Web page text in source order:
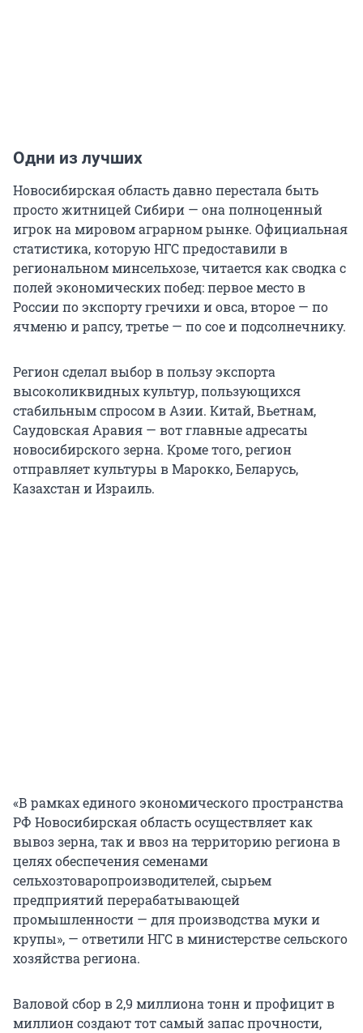
Одни из лучших
Новосибирская область давно перестала быть
просто житницей Сибири — она полноценный
игрок на мировом аграрном рынке. Официальная
статистика, которую НГС предоставили в
региональном минсельхозе, читается как сводка с
полей экономических побед: первое место в
России по экспорту гречихи и овса, второе — по
ячменю и рапсу, третье — по сое и подсолнечнику.
Регион сделал выбор в пользу экспорта
высоколиквидных культур, пользующихся
стабильным спросом в Азии. Китай, Вьетнам,
Саудовская Аравия — вот главные адресаты
новосибирского зерна. Кроме того, регион
отправляет культуры в Марокко, Беларусь,
Казахстан и Израиль.
«В рамках единого экономического пространства
РФ Новосибирская область осуществляет как
вывоз зерна, так и ввоз на территорию региона в
целях обеспечения семенами
сельхозтоваропроизводителей, сырьем
предприятий перерабатывающей
промышленности — для производства муки и
крупы», — ответили НГС в министерстве сельского
хозяйства региона.
Валовой сбор в 2,9 миллиона тонн и профицит в
миллион создают тот самый запас прочности,